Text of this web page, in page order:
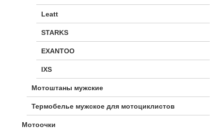
Leatt
STARKS
EXANTOO
IXS
Мотоштаны мужские
Термобелье мужское для мотоциклистов
Мотоочки